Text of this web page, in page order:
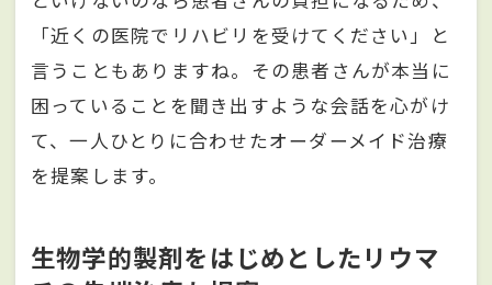
「近くの医院でリハビリを受けてください」と
言うこともありますね。その患者さんが本当に
困っていることを聞き出すような会話を心がけ
て、一人ひとりに合わせたオーダーメイド治療
を提案します。
生物学的製剤をはじめとしたリウマ